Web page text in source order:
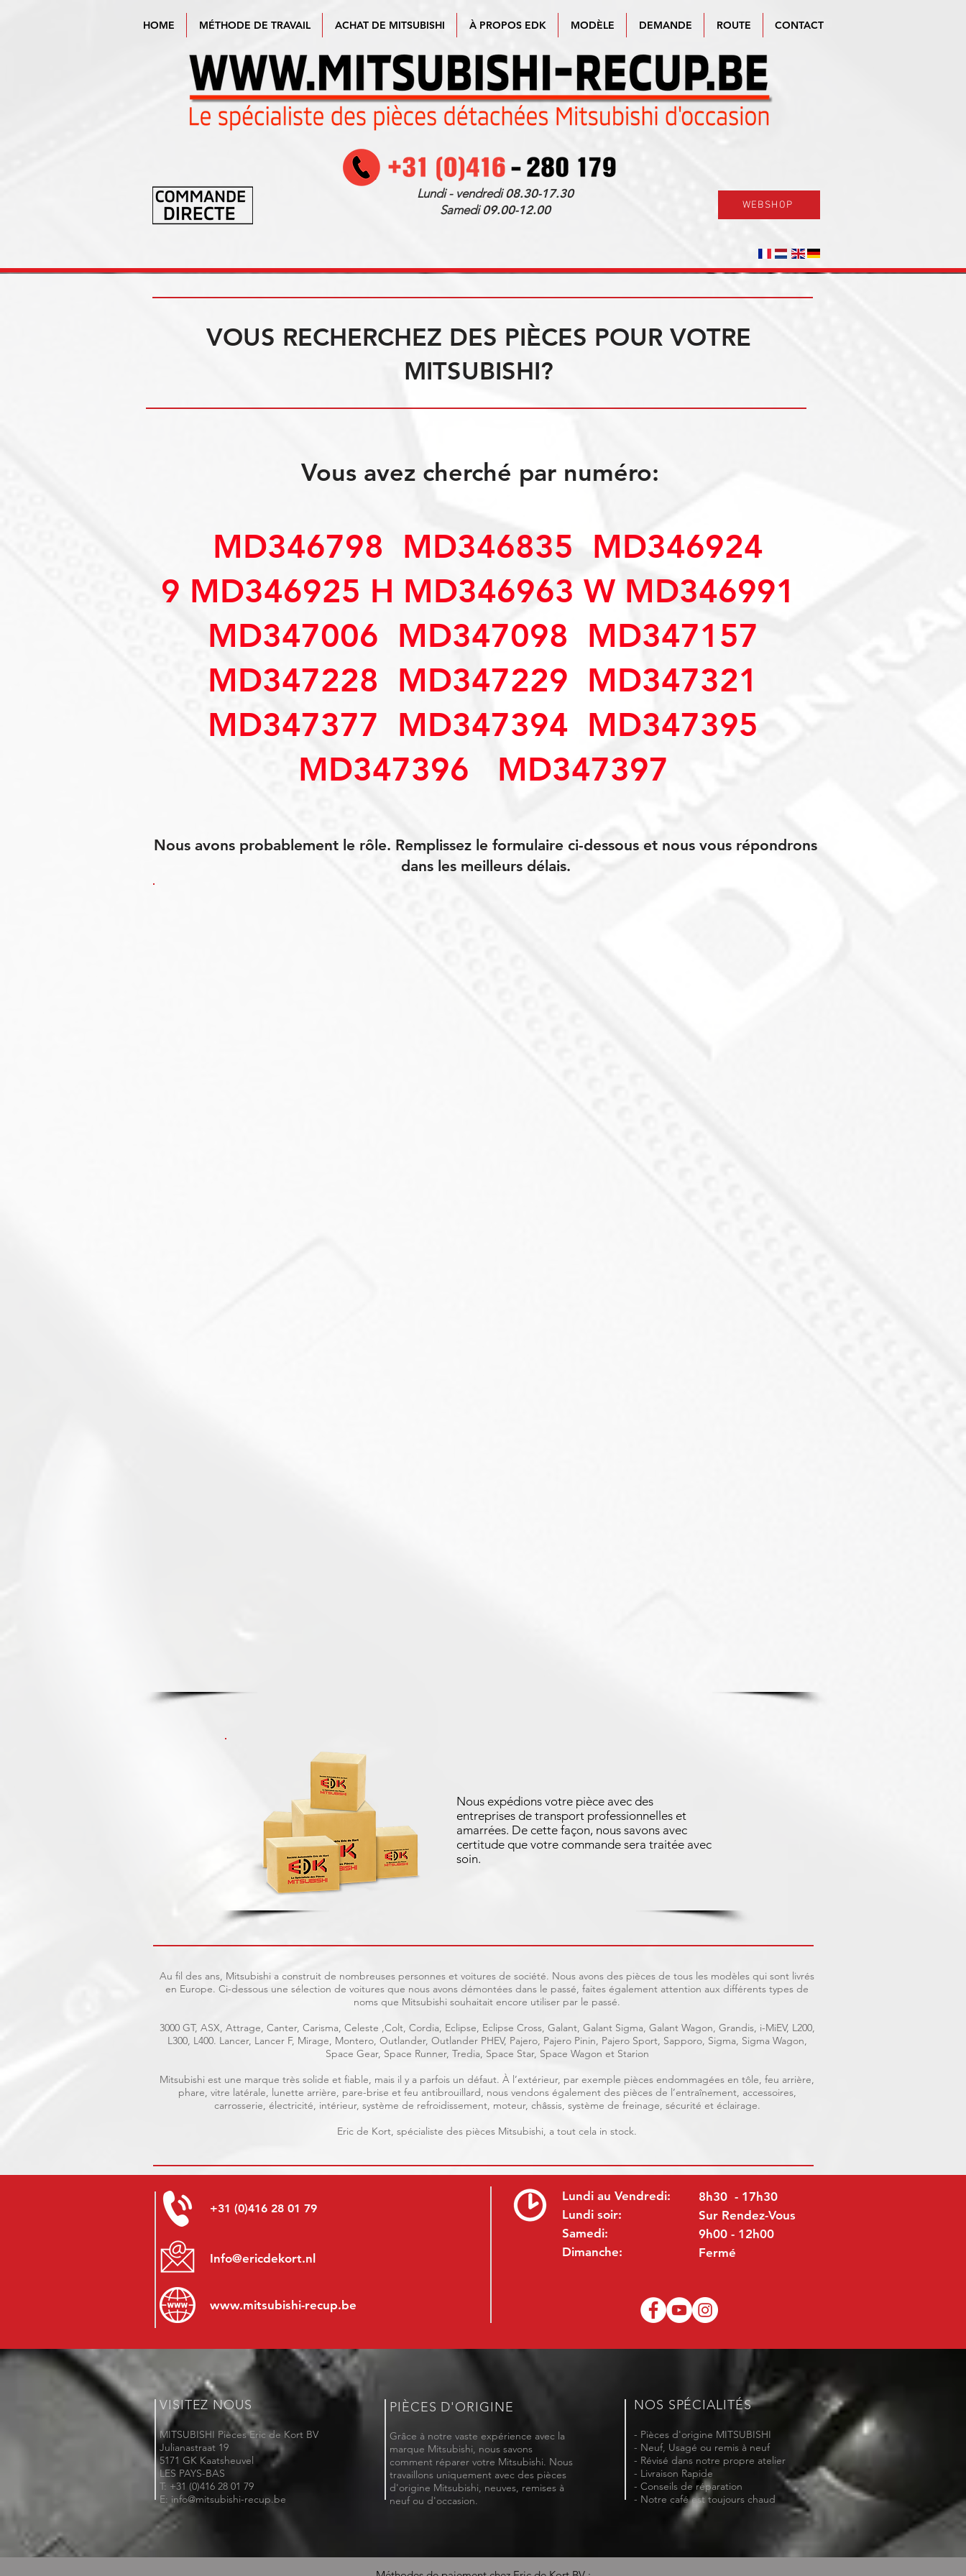
HOME MÉTHODE DE TRAVAIL ACHAT DE MITSUBISHI À PROPOS EDK MODÈLE DEMANDE ROUTE CONTACT
Lundi - vendredi08.30-17.30
Samedi09.00-12.00 WEBSHOP
VOUS RECHERCHEZ DES PIÈCES POUR VOTRE
MITSUBISHI?
Vous avez cherché par numéro:
MD346798 MD346835 MD346924
9 MD346925 H MD346963 W MD346991
MD347006 MD347098 MD347157
MD347228 MD347229 MD347321
MD347377 MD347394 MD347395
MD347396 MD347397
Nous avons probablement le rôle. Remplissez le formulaire ci-dessous et nous vous répondrons
dans les meilleurs délais.
Nous expédions votre pièce avec des
entreprises de transport professionnelles et
amarrées. De cette façon, nous savons avec
certitude que votre commande sera traitée avec
soin.
Au fil des ans, Mitsubishi a construit de nombreuses personnes et voitures de société. Nous avons des pièces de tous les modèles qui sont livrés
en Europe. Ci-dessous une sélection de voitures que nous avons démontées dans le passé, faites également attention aux différents types de
noms que Mitsubishi souhaitait encore utiliser par le passé.
3000 GT, ASX, Attrage, Canter, Carisma, Celeste ,Colt, Cordia, Eclipse, Eclipse Cross, Galant, Galant Sigma, Galant Wagon, Grandis, i-MiEV, L200,
L300, L400. Lancer, Lancer F, Mirage, Montero, Outlander, Outlander PHEV, Pajero, Pajero Pinin, Pajero Sport, Sapporo, Sigma, Sigma Wagon,
Space Gear, Space Runner, Tredia, Space Star, Space Wagon et Starion
Mitsubishi est une marque très solide et fiable, mais il y a parfois un défaut. À l’extérieur, par exemple pièces endommagées en tôle, feu arrière,
phare, vitre latérale, lunette arrière, pare-brise et feu antibrouillard, nous vendons également des pièces de l’entraînement, accessoires,
carrosserie, électricité, intérieur, système de refroidissement, moteur, châssis, système de freinage, sécurité et éclairage.
Eric de Kort, spécialiste des pièces Mitsubishi, a tout cela in stock.
Info@ericdekort.nl
www.mitsubishi-recup.be
+31 (0)416 28 01 79
Lundi au Vendredi:
Lundi soir:
Samedi:
Dimanche:
8h30 - 17h30
Sur Rendez-Vous
9h00 - 12h00
Fermé
VISITEZ NOUS
MITSUBISHI Pièces Eric de Kort BV
Julianastraat 19
5171 GK Kaatsheuvel
LES PAYS-BAS
T: +31 (0)416 28 01 79
E: info@mitsubishi-recup.be
PIÈCES D'ORIGINE
Grâce à notre vaste expérience avec la
marque Mitsubishi, nous savons
comment réparer votre Mitsubishi. Nous
travaillons uniquement avec des pièces
d'origine Mitsubishi, neuves, remises à
neuf ou d'occasion.
NOS SPÉCIALITÉS
- Pièces d'origine MITSUBISHI
- Neuf, Usagé ou remis à neuf
- Révisé dans notre propre atelier
- Livraison Rapide
- Conseils de réparation
- Notre café est toujours chaud